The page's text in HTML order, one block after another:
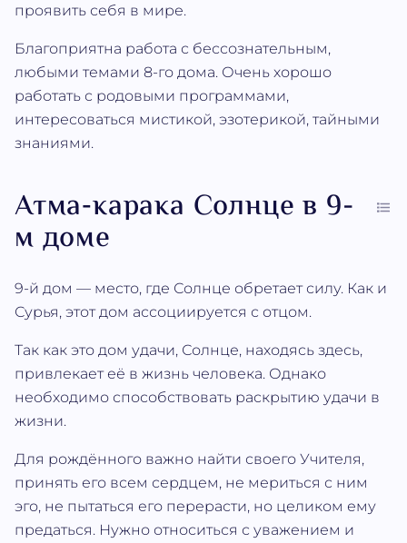
проявить себя в мире.
Благоприятна работа с бессознательным,
любыми темами 8-го дома. Очень хорошо
работать с родовыми программами,
интересоваться мистикой, эзотерикой, тайными
знаниями.
Атма‐карака Солнце в 9-
м доме
9-й дом — место, где Солнце обретает силу. Как и
Сурья, этот дом ассоциируется с отцом.
Так как это дом удачи, Солнце, находясь здесь,
привлекает её в жизнь человека. Однако
необходимо способствовать раскрытию удачи в
жизни.
Для рождённого важно найти своего Учителя,
принять его всем сердцем, не мериться с ним
эго, не пытаться его перерасти, но целиком ему
предаться. Нужно относиться с уважением и